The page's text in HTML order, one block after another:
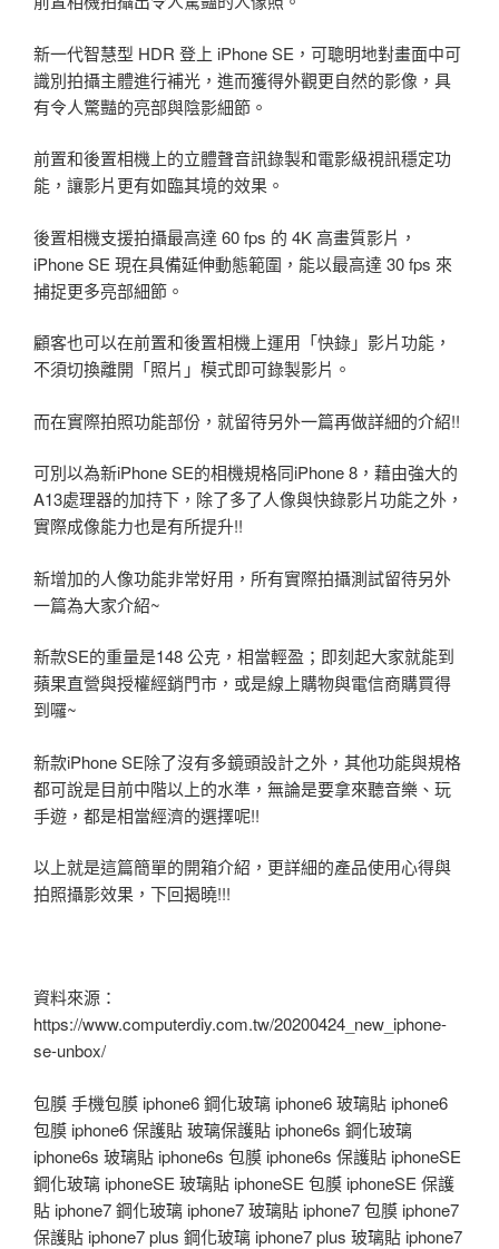
新一代智慧型 HDR 登上 iPhone SE，可聰明地對畫面中可
識別拍攝主體進行補光，進而獲得外觀更自然的影像，具
有令人驚豔的亮部與陰影細節。
前置和後置相機上的立體聲音訊錄製和電影級視訊穩定功
能，讓影片更有如臨其境的效果。
後置相機支援拍攝最高達 60 fps 的 4K 高畫質影片，
iPhone SE 現在具備延伸動態範圍，能以最高達 30 fps 來
捕捉更多亮部細節。
顧客也可以在前置和後置相機上運用「快錄」影片功能，
不須切換離開「照片」模式即可錄製影片。
而在實際拍照功能部份，就留待另外一篇再做詳細的介紹!!
可別以為新iPhone SE的相機規格同iPhone 8，藉由強大的
A13處理器的加持下，除了多了人像與快錄影片功能之外，
實際成像能力也是有所提升!!
新增加的人像功能非常好用，所有實際拍攝測試留待另外
一篇為大家介紹~
新款SE的重量是148 公克，相當輕盈；即刻起大家就能到
蘋果直營與授權經銷門市，或是線上購物與電信商購買得
到囉~
新款iPhone SE除了沒有多鏡頭設計之外，其他功能與規格
都可說是目前中階以上的水準，無論是要拿來聽音樂、玩
手遊，都是相當經濟的選擇呢!!
以上就是這篇簡單的開箱介紹，更詳細的產品使用心得與
拍照攝影效果，下回揭曉!!!
資料來源：
https://www.computerdiy.com.tw/20200424_new_iphone-
se-unbox/
包膜 手機包膜 iphone6 鋼化玻璃 iphone6 玻璃貼 iphone6
包膜 iphone6 保護貼 玻璃保護貼 iphone6s 鋼化玻璃
iphone6s 玻璃貼 iphone6s 包膜 iphone6s 保護貼 iphoneSE
鋼化玻璃 iphoneSE 玻璃貼 iphoneSE 包膜 iphoneSE 保護
貼 iphone7 鋼化玻璃 iphone7 玻璃貼 iphone7 包膜 iphone7
保護貼 iphone7 plus 鋼化玻璃 iphone7 plus 玻璃貼 iphone7